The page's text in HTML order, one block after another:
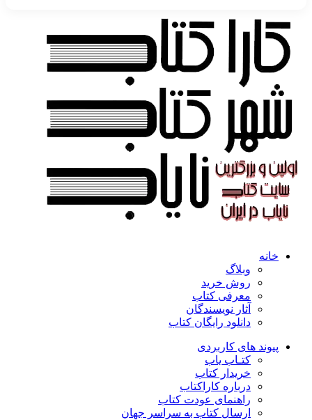
خانه
وبلاگ
روش خرید
معرفی کتاب
آثار نویسندگان
دانلود رایگان کتاب
پیوند های کاربردی
کتـاب یاب
خریدار کتاب
درباره کاراکتاب
راهنمای عودت کتاب
ارسال کتاب به سراسر جهان